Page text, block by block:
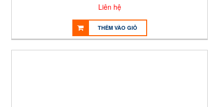
Liên hệ
THÊM VÀO GIỎ